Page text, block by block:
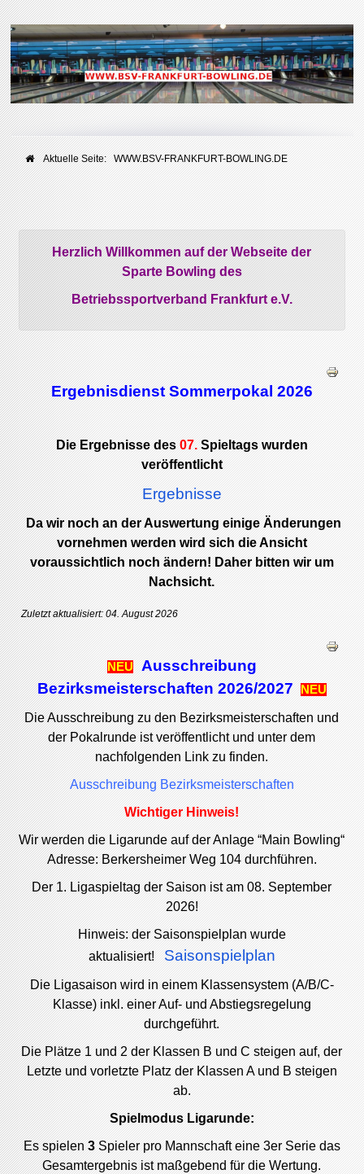
Aktuelle Seite:WWW.BSV-FRANKFURT-BOWLING.DE
Herzlich Willkommen auf der Webseite der
Sparte Bowling des
Betriebssportverband Frankfurt e.V.
Ergebnisdienst Sommerpokal 2026
Die Ergebnisse des 07. Spieltags wurden
veröffentlicht
Ergebnisse
Da wir noch an der Auswertung einige Änderungen
vornehmen werden wird sich die Ansicht
voraussichtlich noch ändern! Daher bitten wir um
Nachsicht.
Zuletzt aktualisiert: 04. August 2026
NEU
Ausschreibung
Bezirksmeisterschaften 2026/2027 NEU
Die Ausschreibung zu den Bezirksmeisterschaften und
der Pokalrunde ist veröffentlicht und unter dem
nachfolgenden Link zu finden.
Ausschreibung Bezirksmeisterschaften
Wichtiger Hinweis!
Wir werden die Ligarunde auf der Anlage “Main Bowling“
Adresse: Berkersheimer Weg 104 durchführen.
Der 1. Ligaspieltag der Saison ist am 08. September
2026!
Hinweis: der Saisonspielplan wurde
aktualisiert!
Saisonspielplan
Die Ligasaison wird in einem Klassensystem (A/B/C-
Klasse) inkl. einer Auf- und Abstiegsregelung
durchgeführt.
Die Plätze 1 und 2 der Klassen B und C steigen auf, der
Letzte und vorletzte Platz der Klassen A und B steigen
ab.
Spielmodus Ligarunde:
Es spielen 3Spieler pro Mannschaft eine 3er Serie das
Gesamtergebnis ist maßgebend für die Wertung.